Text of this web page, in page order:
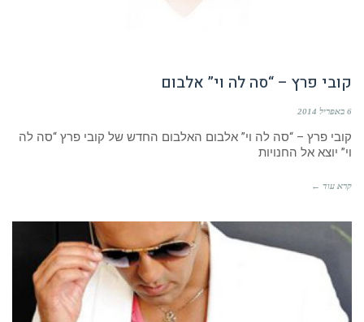
קובי פרץ – “סה לה וי” אלבום
6 באפריל 2014
קובי פרץ – “סה לה וי” אלבום האלבום החדש של קובי פרץ “סה לה
וי” יוצא אל החנויות
קרא עוד ←